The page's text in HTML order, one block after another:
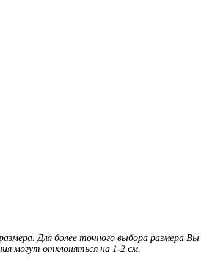
Для более точного выбора размера
могут отклоняться на 1-2 см.